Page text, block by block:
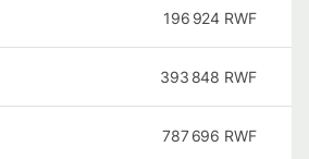
196 924 RWF
393 848 RWF
787 696 RWF